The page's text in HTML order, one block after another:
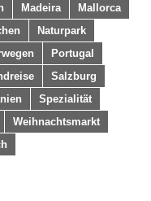
Madeira
Mallorca
Naturpark
Portugal
Salzburg
Spezialität
Weihnachtsmarkt